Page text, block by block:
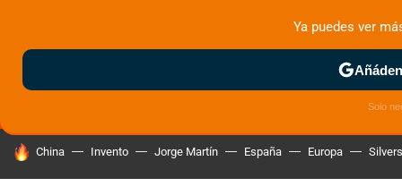
MENÚ NUEVO
MOTOS ELÉCTRICAS
HOY SE HABLA DE
China Invento Jorge Martín España Europa
Ya puedes ver
Solo